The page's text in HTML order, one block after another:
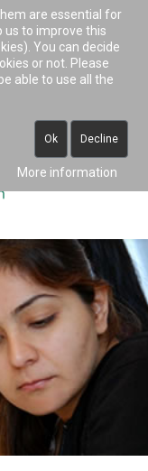
are essential for
us to improve this
You can decide
or not. Please
able to use all the
Ok Decline
More information